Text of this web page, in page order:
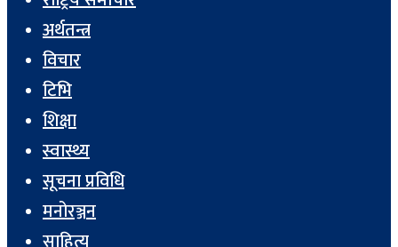
अर्थतन्त्र
विचार
टिभि
शिक्षा
स्वास्थ्य
सूचना प्रविधि
मनोरञ्जन